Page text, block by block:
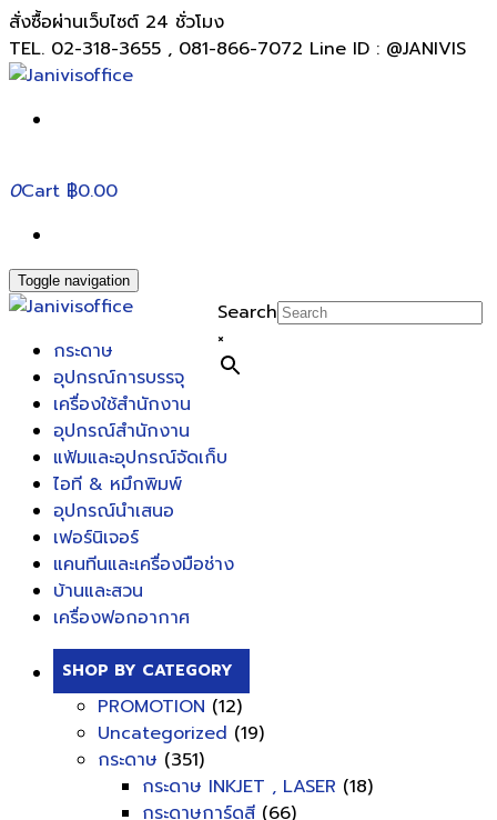
สั่งซื้อผ่านเว็บไซต์ 24 ชั่วโมง
TEL. 02-318-3655 , 081-866-7072 Line ID : @JANIVIS
0Cart ฿0.00
Toggle navigation
Search
×
กระดาษ
อุปกรณ์การบรรจุ
เครื่องใช้สำนักงาน
อุปกรณ์สำนักงาน
แฟ้มและอุปกรณ์จัดเก็บ
ไอที & หมึกพิมพ์
อุปกรณ์นำเสนอ
เฟอร์นิเจอร์
แคนทีนและเครื่องมือช่าง
บ้านและสวน
เครื่องฟอกอากาศ
SHOP BY CATEGORY
PROMOTION (12)
Uncategorized (19)
กระดาษ (351)
กระดาษ INKJET , LASER (18)
กระดาษการ์ดสี (66)